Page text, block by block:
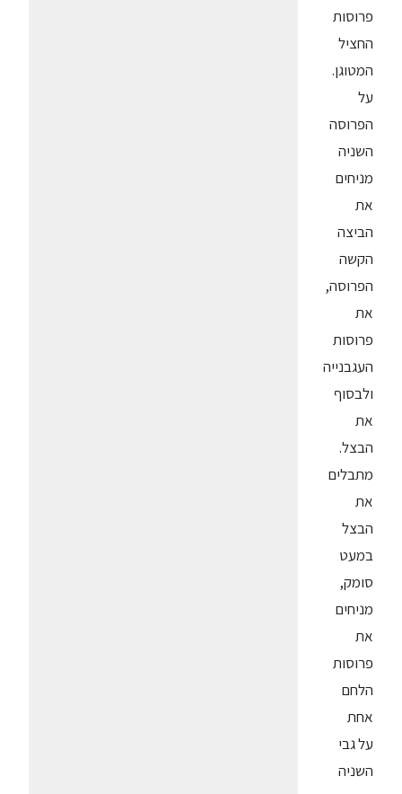
פרוסות
החציל
המטוגן.
על
הפרוסה
השניה
מניחים
את
הביצה
הקשה
הפרוסה,
את
פרוסות
העגבנייה
ולבסוף
את
הבצל.
מתבלים
את
הבצל
במעט
סומק,
מניחים
את
פרוסות
הלחם
אחת
על גבי
השניה